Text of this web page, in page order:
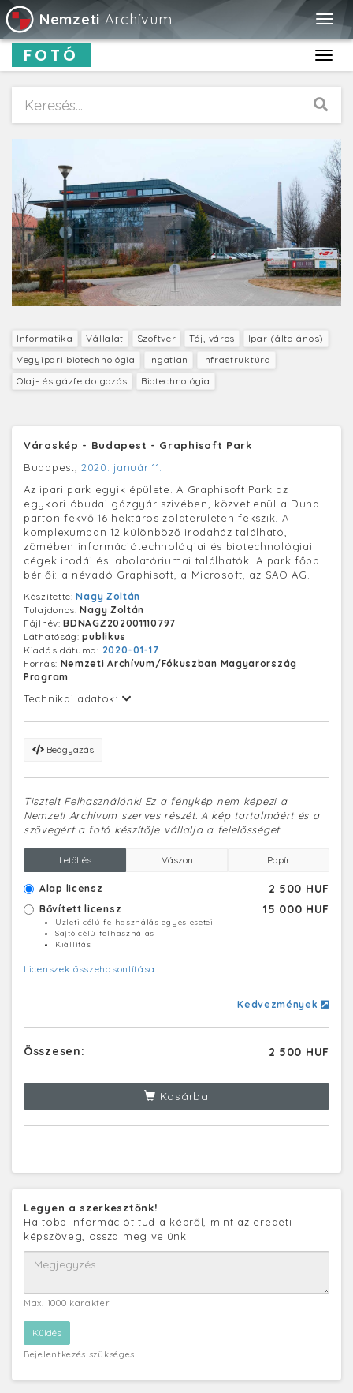
Nemzeti Archívum
FOTÓ
Informatika Vállalat Szoftver Táj, város
Ipar (általános)
Vegyipari biotechnológia
Ingatlan
Infrastruktúra
Olaj- és gázfeldolgozás
Biotechnológia
Városkép - Budapest - Graphisoft Park
Budapest, 2020. január 11.
Az ipari park egyik épülete. A Graphisoft Park az
egykori óbudai gázgyár szivében, közvetlenül a Duna-
parton fekvő 16 hektáros zöldterületen fekszik. A
komplexumban 12 különböző irodaház található,
zömében információtechnológiai és biotechnológiai
cégek irodái és labolatóriumai találhatók. A park főbb
bérlői: a névadó Graphisoft, a Microsoft, az SAO AG.
Készítette:Nagy Zoltán
Tulajdonos:Nagy Zoltán
Fájlnév:BDNAGZ202001110797
Láthatóság:publikus
Kiadás dátuma: 2020-01-17
Forrás: Nemzeti Archívum/Fókuszban Magyarország
Program
Technikai adatok:
Beágyazás
Tisztelt Felhasználónk! Ez a fénykép nem képezi a
Nemzeti Archívum szerves részét. A kép tartalmáért és a
szövegért a fotó készítője vállalja a felelősséget.
Letöltés Vászon Papír
Alap licensz 2 500 HUF
Bővített licensz 15 000 HUF
Üzleti célú felhasználás egyes esetei
Sajtó célú felhasználás
Kiállítás
Licenszek összehasonlítása
Kedvezmények
Összesen: 2 500 HUF
Kosárba
Legyen a szerkesztőnk!
Ha több információt tud a képről, mint az eredeti
képszöveg, ossza meg velünk!
Max. 1000 karakter
Bejelentkezés szükséges!